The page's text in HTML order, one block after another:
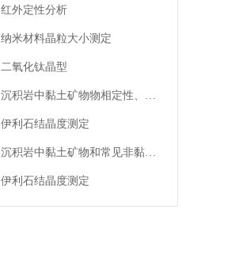
红外定性分析
纳米材料晶粒大小测定
二氧化钛晶型
沉积岩中黏土矿物物相定性、定量分析
伊利石结晶度测定
沉积岩中黏土矿物和常见非黏土矿物定性、定量分析
伊利石结晶度测定